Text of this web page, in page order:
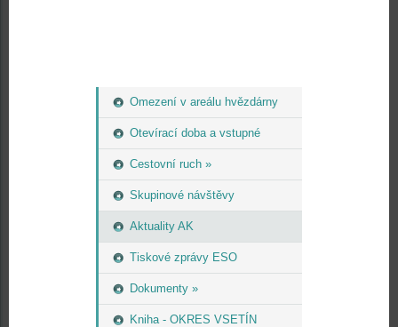
Omezení v areálu hvězdárny
Otevírací doba a vstupné
Cestovní ruch »
Skupinové návštěvy
Aktuality AK
Tiskové zprávy ESO
Dokumenty »
Kniha - OKRES VSETÍN